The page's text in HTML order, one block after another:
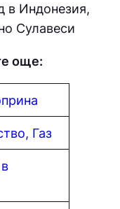
в Индонезия,
Сулавеси
още:
Газ